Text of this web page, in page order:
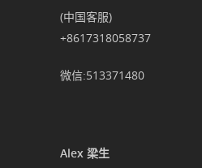
(中国客服)
+8617318058737
微信:513371480
Alex 梁生